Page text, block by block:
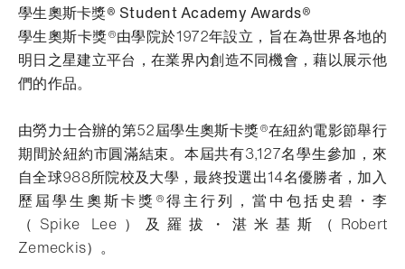
學生奧斯卡獎® Student Academy Awards®
學生奧斯卡獎®由學院於1972年設立，旨在為世界各地的
明日之星建立平台，在業界內創造不同機會，藉以展示他
們的作品。
由勞力士合辦的第52屆學生奧斯卡獎®在紐約電影節舉行
期間於紐約市圓滿結束。本屆共有3,127名學生參加，來
自全球988所院校及大學，最終投選出14名優勝者，加入
歷屆學生奧斯卡獎®得主行列，當中包括史碧・李
（Spike Lee）及羅拔・湛米基斯（Robert
Zemeckis）。